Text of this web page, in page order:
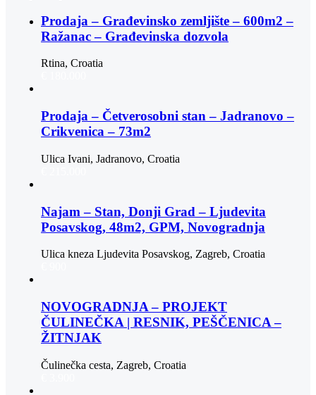
Prodaja – Građevinsko zemljište – 600m2 –
Ražanac – Građevinska dozvola
Rtina, Croatia
Prodaja – Četverosobni stan – Jadranovo –
Crikvenica – 73m2
Ulica Ivani, Jadranovo, Croatia
Najam – Stan, Donji Grad – Ljudevita
Posavskog, 48m2, GPM, Novogradnja
Ulica kneza Ljudevita Posavskog, Zagreb, Croatia
NOVOGRADNJA – PROJEKT
ČULINEČKA | RESNIK, PEŠČENICA –
ŽITNJAK
Čulinečka cesta, Zagreb, Croatia